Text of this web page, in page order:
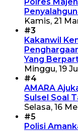
Polres
Kamis, 21
#3
Kakanwil
Yang
Minggu, 19
#4
AMARA
Sulsel Soal
Selasa, 16
#5
Polisi